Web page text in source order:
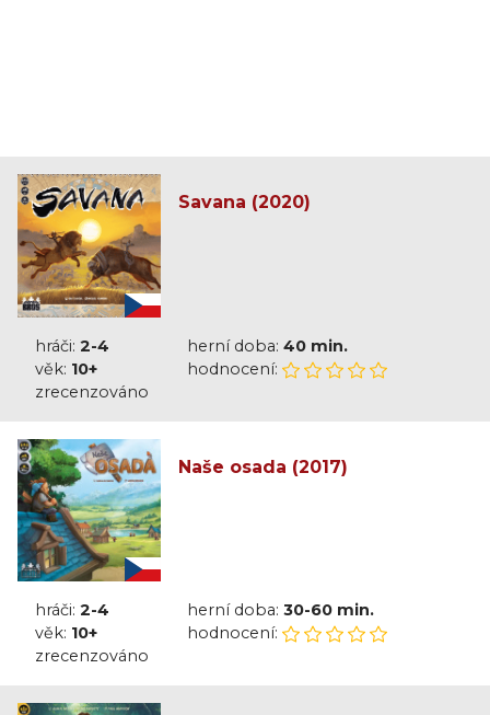
Savana (2020)
hráči: 2-4 herní doba: 40 min.
věk: 10+
hodnocení:
zrecenzováno
Naše osada (2017)
hráči: 2-4 herní doba: 30-60 min.
věk: 10+
hodnocení:
zrecenzováno